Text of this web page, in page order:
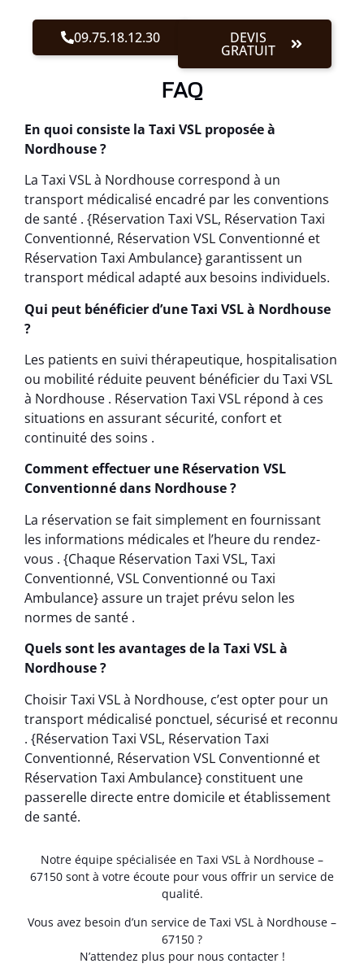
09.75.18.12.30 DEVIS
GRATUIT
FAQ
En quoi consiste la Taxi VSL proposée à
Nordhouse ?
La Taxi VSL à Nordhouse correspond à un
transport médicalisé encadré par les conventions
de santé . {Réservation Taxi VSL, Réservation Taxi
Conventionné, Réservation VSL Conventionné et
Réservation Taxi Ambulance} garantissent un
transport médical adapté aux besoins individuels.
Qui peut bénéficier d’une Taxi VSL à Nordhouse
?
Les patients en suivi thérapeutique, hospitalisation
ou mobilité réduite peuvent bénéficier du Taxi VSL
à Nordhouse . Réservation Taxi VSL répond à ces
situations en assurant sécurité, confort et
continuité des soins .
Comment effectuer une Réservation VSL
Conventionné dans Nordhouse ?
La réservation se fait simplement en fournissant
les informations médicales et l’heure du rendez-
vous . {Chaque Réservation Taxi VSL, Taxi
Conventionné, VSL Conventionné ou Taxi
Ambulance} assure un trajet prévu selon les
normes de santé .
Quels sont les avantages de la Taxi VSL à
Nordhouse ?
Choisir Taxi VSL à Nordhouse, c’est opter pour un
transport médicalisé ponctuel, sécurisé et reconnu
. {Réservation Taxi VSL, Réservation Taxi
Conventionné, Réservation VSL Conventionné et
Réservation Taxi Ambulance} constituent une
passerelle directe entre domicile et établissement
de santé.
Notre équipe spécialisée en Taxi VSL à Nordhouse –
67150 sont à votre écoute pour vous offrir un service de
qualité.
Vous avez besoin d’un service de Taxi VSL à Nordhouse –
67150 ?
N’attendez plus pour nous contacter !